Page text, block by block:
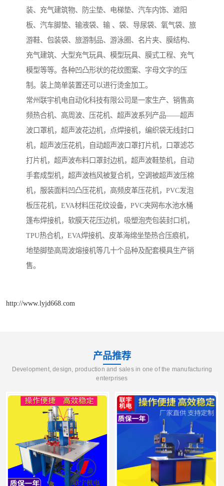
装、充气建筑物、防尘垫、电梯垫、汽车内饰、遮阳
板、汽车脚垫、输液袋、输 、袋、导尿袋、氧气袋、旅
游鞋、包装袋、旅游制品、游泳圈、名片夹、膜结构、
充气建筑、大型充气玩具、模型玩具、膜式工程、充气
模型等等。各种凹凸形状的花纹图案、字母文字的压
制。装上简单装置还可以进行烫金加工。
常州联宇机电自动化科技有限公司是一家生产、销售高
频热合机、高周波、压花机、超声波系列产品——超声
波口罩机，超声波花边机，点焊接机，编织袋无线封口
机，超声波压花机，自动超声波口罩打片机，口罩滤芯
打片机，超声波布料口罩封边机，超声波鞋垫机，自动
手套成型机，超声波档风被复合机，空调被超声波压棉
机，服装面料凹凸压花机，高频皮革压花机，PVC发泡
板压花机，EVA材料压花纹设备，PVC夹网布水池水桶
篷布焊接机，软膜天花压边机，吸塑泡壳包装封口机，
TPU热合机，EVA焊接机、皮革海绵坐垫热合压痕机，
地垫脚垫高周波熔接机等几十个品种及配套模具生产销
售。
http://www.lyjd668.com
产品推荐
Development, design, production and sales in one of the manufacturing
enterprises